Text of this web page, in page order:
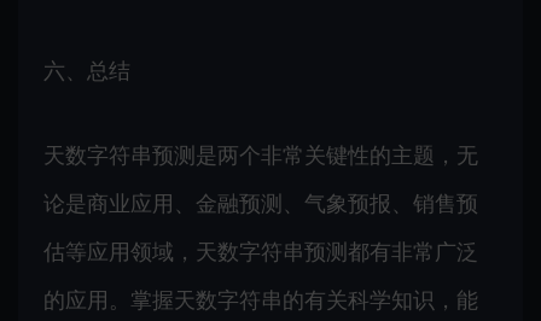
六、总结
天数字符串预测是两个非常关键性的主题，无
论是商业应用、金融预测、气象预报、销售预
估等应用领域，天数字符串预测都有非常广泛
的应用。掌握天数字符串的有关科学知识，能